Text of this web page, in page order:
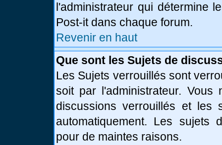
l'administrateur qui détermine
Post-it dans chaque forum.
Revenir en haut
Que sont les Sujets de
Les Sujets verrouillés sont
soit par l'administrateur.
discussions verrouillés et les
automatiquement. Les sujets
pour de maintes raisons.